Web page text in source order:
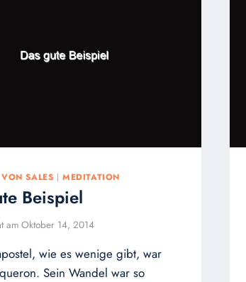
SALES |MEDITATION
Beispiel
am Oktober 14, 2014
wie es wenige gibt, war
Sein Wandel war so